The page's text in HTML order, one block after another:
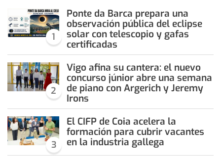
1
Ponte da Barca prepara una
observación pública del eclipse
solar con telescopio y gafas
certificadas
2
Vigo afina su cantera: el nuevo
concurso júnior abre una semana
de piano con Argerich y Jeremy
Irons
3
El CIFP de Coia acelera la
formación para cubrir vacantes
en la industria gallega